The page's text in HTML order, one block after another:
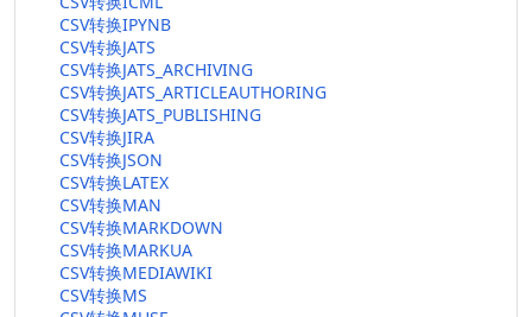
CSV转换IPYNB
CSV转换JATS
CSV转换JATS_ARCHIVING
CSV转换JATS_ARTICLEAUTHORING
CSV转换JATS_PUBLISHING
CSV转换JIRA
CSV转换JSON
CSV转换LATEX
CSV转换MAN
CSV转换MARKDOWN
CSV转换MARKUA
CSV转换MEDIAWIKI
CSV转换MS